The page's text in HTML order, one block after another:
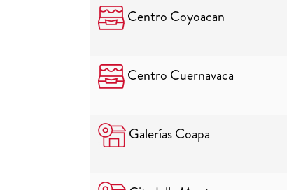
Centro Coyoacan
Centro Cuernavaca
Galerías Coapa